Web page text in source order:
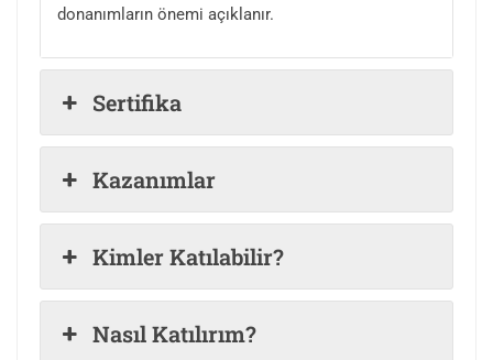
donanımların önemi açıklanır.
Sertifika
Kazanımlar
Kimler Katılabilir?
Nasıl Katılırım?